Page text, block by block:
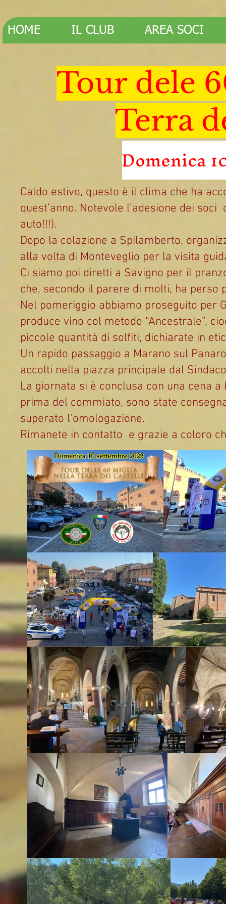
HOME IL CLUB AREA SOCI
Tour dele
Terra
Domenica
Caldo estivo, questo è il clima che ha
quest’anno. Notevole l’adesione dei
auto!!!).
Dopo la colazione a Spilamberto,
alla volta di Monteveglio per la visita
Ci siamo poi diretti a Savigno per il
che, secondo il parere di molti, ha
Nel pomeriggio abbiamo proseguito per
produce vino col metodo “Ancestrale”,
piccole quantità di solfiti, dichiarate in
Un rapido passaggio a Marano sul
accolti nella piazza principale dal
La giornata si è conclusa con una cena
prima del commiato, sono state
superato l’omologazione.
Rimanete in contatto e grazie a coloro